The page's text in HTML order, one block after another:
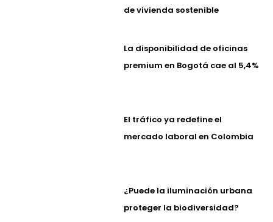
de vivienda sostenible
La disponibilidad de oficinas
premium en Bogotá cae al 5,4%
El tráfico ya redefine el
mercado laboral en Colombia
¿Puede la iluminación urbana
proteger la biodiversidad?